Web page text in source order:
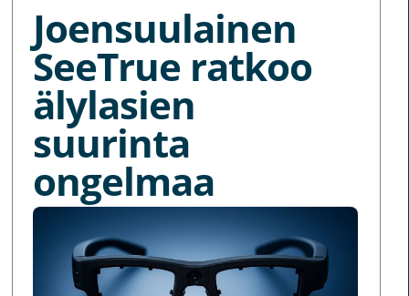
Joensuulainen
SeeTrue ratkoo
älylasien
suurinta
ongelmaa